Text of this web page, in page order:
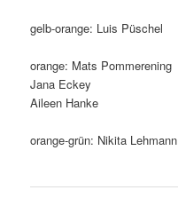
gelb-orange: Luis Püschel
orange: Mats Pommerening
Jana Eckey
Aileen Hanke
orange-grün: Nikita Lehmann